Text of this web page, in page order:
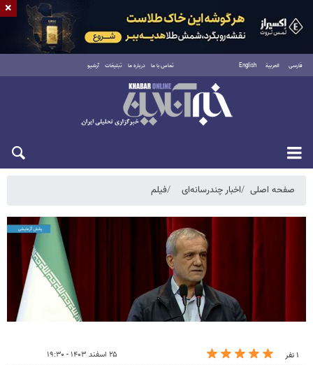
فارسی العربية English تماس با ما درباره ما تبلیغات آرشیو
جمعه ۱۶ مرداد ۱۴۰۵
صفحه اصلی اخبار چندرسانه‌ای فیلم
۱ نفر ۲۵ اسفند ۱۴۰۳ - ۱۹:۳۰
×